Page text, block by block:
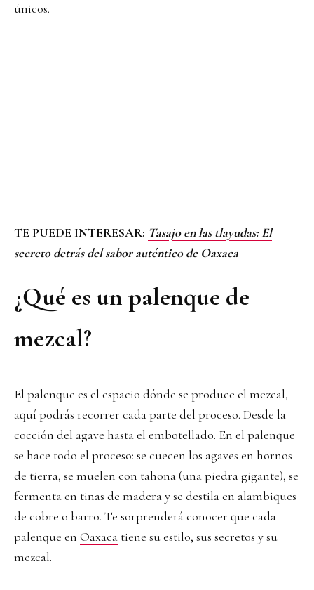
únicos.
TE PUEDE INTERESAR: Tasajo en las tlayudas: El
secreto detrás del sabor auténtico de Oaxaca
¿Qué es un palenque de
mezcal?
El palenque es el espacio dónde se produce el mezcal,
aquí podrás recorrer cada parte del proceso. Desde la
cocción del agave hasta el embotellado. En el palenque
se hace todo el proceso: se cuecen los agaves en hornos
de tierra, se muelen con tahona (una piedra gigante), se
fermenta en tinas de madera y se destila en alambiques
de cobre o barro. Te sorprenderá conocer que cada
palenque en Oaxaca tiene su estilo, sus secretos y su
mezcal.